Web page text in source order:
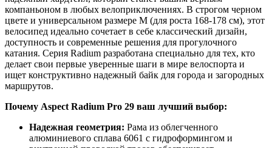
компаньоном в любых велоприключениях. В строгом черном
цвете и универсальном размере M (для роста 168-178 см), этот
велосипед идеально сочетает в себе классический дизайн,
доступность и современные решения для прогулочного
катания. Серия Radium разработана специально для тех, кто
делает свои первые уверенные шаги в мире велоспорта и
ищет конструктивно надежный байк для города и загородных
маршрутов.
Почему Aspect Radium Pro 29 ваш лучший выбор:
Надежная геометрия: Рама из облегченного
алюминиевого сплава 6061 с гидроформингом и